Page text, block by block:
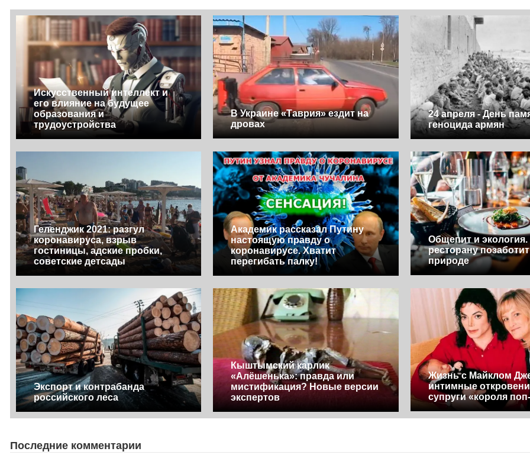
Искусственный интеллект и
его влияние на будущее
образования и
трудоустройства
В Украине «Таврия» ездит на
дровах
24 апреля - День
геноцида армян
Геленджик 2021: разгул
коронавируса, взрыв
гостиницы, адские пробки,
советские детсады
Академик рассказал Путину
настоящую правду о
коронавирусе. Хватит
перегибать палку!
Общепит и экология.
ресторану
природе
Экспорт и контрабанда
российского леса
Кыштымский карлик
«Алёшенька»: правда или
мистификация? Новые версии
экспертов
Жизнь с Майклом
интимные
супруги «короля
Последние комментарии